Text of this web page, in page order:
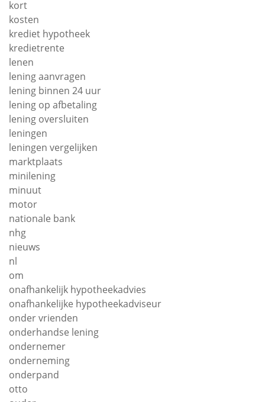
kort
kosten
krediet hypotheek
kredietrente
lenen
lening aanvragen
lening binnen 24 uur
lening op afbetaling
lening oversluiten
leningen
leningen vergelijken
marktplaats
minilening
minuut
motor
nationale bank
nhg
nieuws
nl
om
onafhankelijk hypotheekadvies
onafhankelijke hypotheekadviseur
onder vrienden
onderhandse lening
ondernemer
onderneming
onderpand
otto